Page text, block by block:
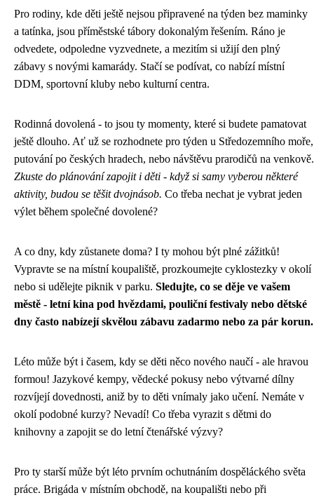
Pro rodiny, kde děti ještě nejsou připravené na týden bez maminky
a tatínka, jsou příměstské tábory dokonalým řešením. Ráno je
odvedete, odpoledne vyzvednete, a mezitím si užijí den plný
zábavy s novými kamarády. Stačí se podívat, co nabízí místní
DDM, sportovní kluby nebo kulturní centra.
Rodinná dovolená - to jsou ty momenty, které si budete pamatovat
ještě dlouho. Ať už se rozhodnete pro týden u Středozemního moře,
putování po českých hradech, nebo návštěvu prarodičů na venkově.
Zkuste do plánování zapojit i děti - když si samy vyberou některé
aktivity, budou se těšit dvojnásob. Co třeba nechat je vybrat jeden
výlet během společné dovolené?
A co dny, kdy zůstanete doma? I ty mohou být plné zážitků!
Vypravte se na místní koupaliště, prozkoumejte cyklostezky v okolí
nebo si udělejte piknik v parku. Sledujte, co se děje ve vašem
městě - letní kina pod hvězdami, pouliční festivaly nebo dětské
dny často nabízejí skvělou zábavu zadarmo nebo za pár korun.
Léto může být i časem, kdy se děti něco nového naučí - ale hravou
formou! Jazykové kempy, vědecké pokusy nebo výtvarné dílny
rozvíjejí dovednosti, aniž by to děti vnímaly jako učení. Nemáte v
okolí podobné kurzy? Nevadí! Co třeba vyrazit s dětmi do
knihovny a zapojit se do letní čtenářské výzvy?
Pro ty starší může být léto prvním ochutnáním dospěláckého světa
práce. Brigáda v místním obchodě, na koupališti nebo při